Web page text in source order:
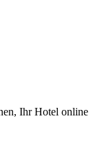
Ihr Hotel online